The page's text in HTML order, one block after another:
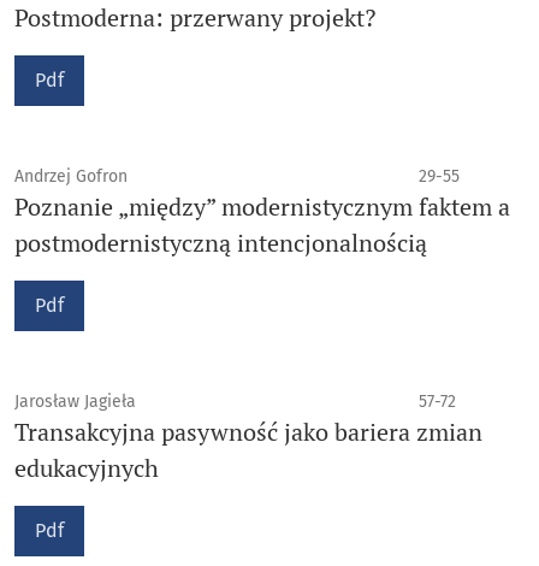
Postmoderna: przerwany projekt?
Pdf
Andrzej Gofron 29-55
Poznanie „między” modernistycznym faktem a
postmodernistyczną intencjonalnością
Pdf
Jarosław Jagieła 57-72
Transakcyjna pasywność jako bariera zmian
edukacyjnych
Pdf